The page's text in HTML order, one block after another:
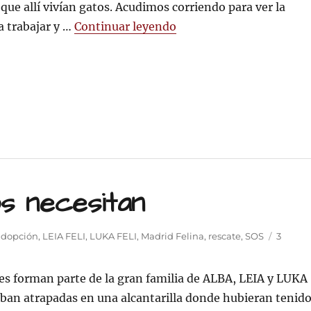
allí vivían gatos. Acudimos corriendo para ver la
trabajar y … Continuar leyendo
necesitan
, LEIA FELI, LUKA FELI, Madrid Felina, rescate, SOS
3
forman parte de la gran familia de ALBA, LEIA y LUKA
atrapadas en una alcantarilla donde hubieran tenido